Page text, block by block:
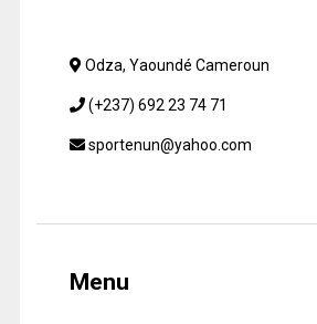
Odza, Yaoundé Cameroun
(+237) 692 23 74 71
sportenun@yahoo.com
Menu